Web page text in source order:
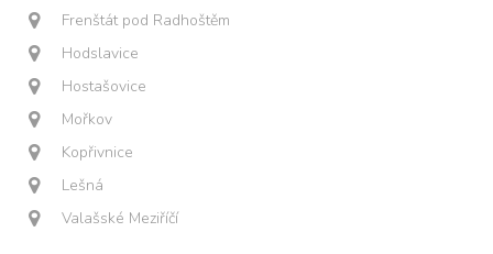
Frenštát pod Radhoštěm
Hodslavice
Hostašovice
Mořkov
Kopřivnice
Lešná
Valašské Meziříčí